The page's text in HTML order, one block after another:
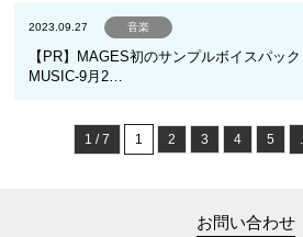
2023.09.27 音楽
【PR】MAGES初のサンプルボイスパッ
MUSIC-9月2…
1 / 7 1 2 3 4 5
お問い合わせ